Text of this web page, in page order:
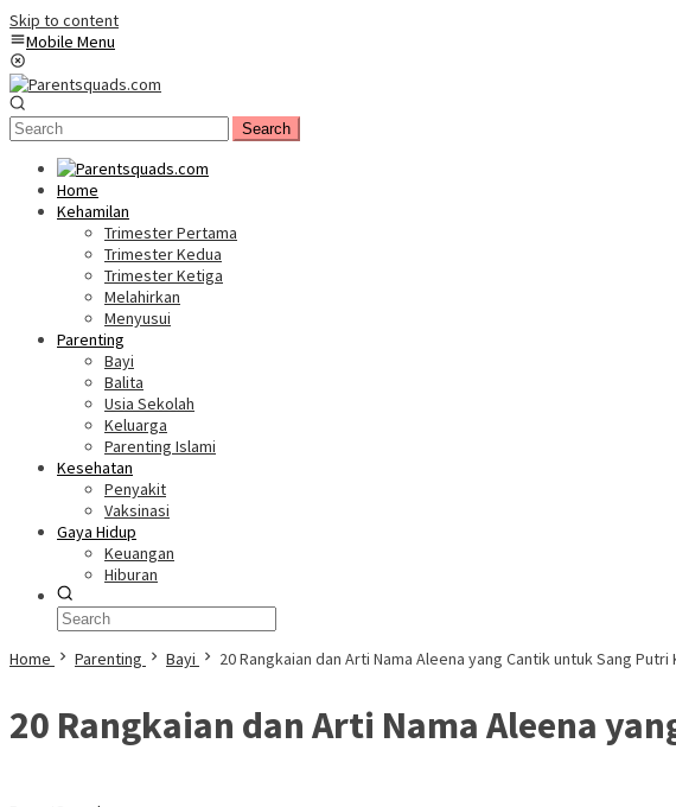
Skip to content
Mobile Menu
Search
Home
Kehamilan
Trimester Pertama
Trimester Kedua
Trimester Ketiga
Melahirkan
Menyusui
Parenting
Bayi
Balita
Usia Sekolah
Keluarga
Parenting Islami
Kesehatan
Penyakit
Vaksinasi
Gaya Hidup
Keuangan
Hiburan
Home Parenting Bayi 20 Rangkaian dan Arti Nama Aleena yang Cantik untuk Sang Putri
20 Rangkaian dan Arti Nama Aleena